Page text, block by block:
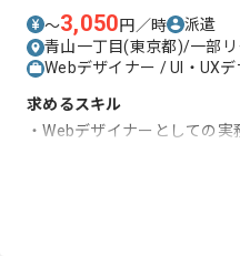
〜3,050円／時
派遣
青山一丁目(東京都)/一部リ
Webデザイナー / UI・UX
求めるスキル
・Webデザイナーとしての